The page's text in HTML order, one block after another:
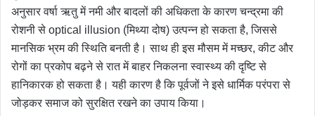
अनुसार वर्षा ऋतु में नमी और बादलों की अधिकता के कारण चन्द्रमा की
रोशनी से optical illusion (मिथ्या दोष) उत्पन्न हो सकता है, जिससे
मानसिक भ्रम की स्थिति बनती है। साथ ही इस मौसम में मच्छर, कीट और
रोगों का प्रकोप बढ़ने से रात में बाहर निकलना स्वास्थ्य की दृष्टि से
हानिकारक हो सकता है। यही कारण है कि पूर्वजों ने इसे धार्मिक परंपरा से
जोड़कर समाज को सुरक्षित रखने का उपाय किया।